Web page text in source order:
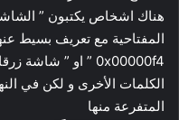
هناك اشخاص يكتبون ”
المفتاحية مع تعريف بسيط
0x00000f4 ” او ” شاشة زرقاء 10 ” بمعني
الكلمات الأخرى و لكن في
المتفرعة منها